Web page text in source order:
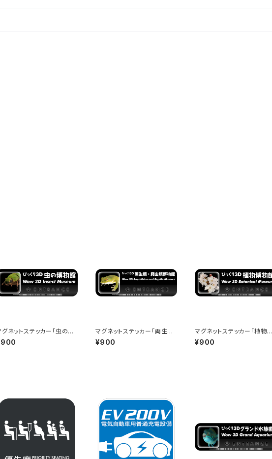
グネットステッカー「虫の博
」 - 150x50mm - Wow
Museum Entrance
マグネットステッカー「両生類・
爬虫類博物館」 - 150x50m
m - Wow 3D Museum Ent
¥900
マグネットステッカー「植物博
物館」 - 150x50mm - Wow
3D Museum Entrance
¥900